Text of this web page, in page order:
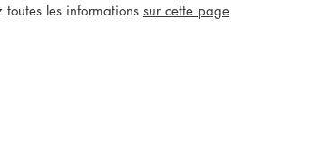
toutes les informations sur cette page